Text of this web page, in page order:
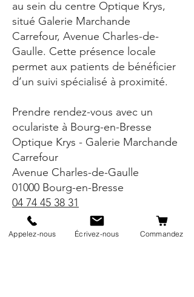
au sein du centre Optique Krys,
situé Galerie Marchande
Carrefour, Avenue Charles-de-
Gaulle. Cette présence locale
permet aux patients de bénéficier
d’un suivi spécialisé à proximité.
Prendre rendez-vous avec un
oculariste à Bourg-en-Bresse
Optique Krys - Galerie Marchande
Carrefour
Avenue Charles-de-Gaulle
01000 Bourg-en-Bresse
04 74 45 38 31
Appelez-nous Écrivez-nous Commandez